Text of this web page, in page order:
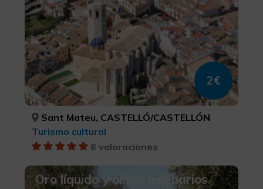
2€
Sant Mateu, CASTELLÓ/CASTELLÓN
Turismo cultural
6 valoraciones
Oro líquido y olivos milenarios